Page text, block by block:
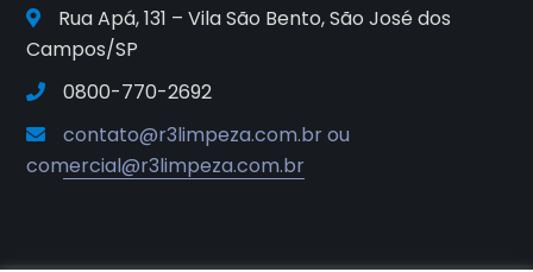
Rua Apá, 131 – Vila São Bento, São José dos
Campos/SP
0800-770-2692
contato@r3limpeza.com.br ou
comercial@r3limpeza.com.br